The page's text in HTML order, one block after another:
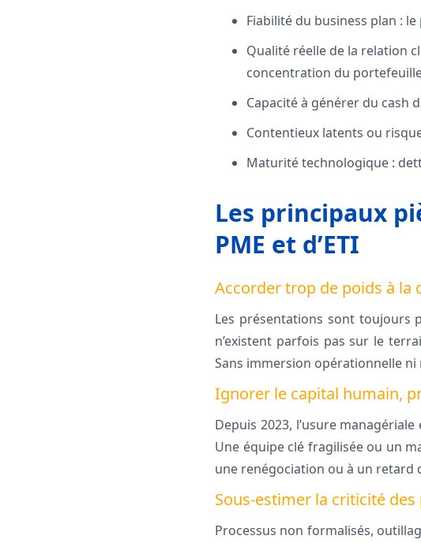
Fiabilité du business plan :
Qualité réelle de la relation
concentration du
Capacité à générer du cash
Contentieux latents ou
Maturité technologique :
Les principaux
PME et d’ETI
Accorder trop de poids à
Les présentations sont toujours
n’existent parfois pas sur le
Sans immersion opérationnelle
Ignorer le capital humain,
Depuis 2023, l’usure
Une équipe clé fragilisée ou un
une renégociation ou à un retard
Sous-estimer la criticité
Processus non formalisés,